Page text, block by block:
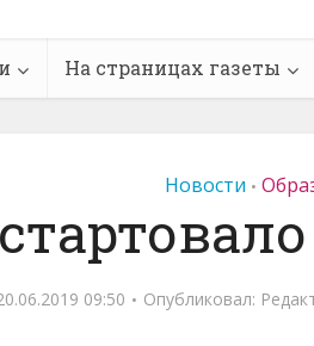
На страницах газеты
Новости •
09:50 Опубликовал: